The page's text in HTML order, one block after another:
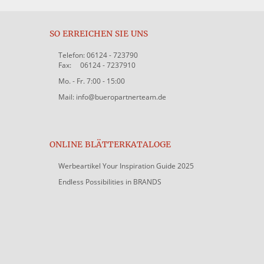
SO ERREICHEN SIE UNS
Telefon: 06124 - 723790
Fax: 06124 - 7237910
Mo. - Fr. 7:00 - 15:00
Mail: info@bueropartnerteam.de
ONLINE BLÄTTERKATALOGE
Werbeartikel Your Inspiration Guide 2025
Endless Possibilities in BRANDS